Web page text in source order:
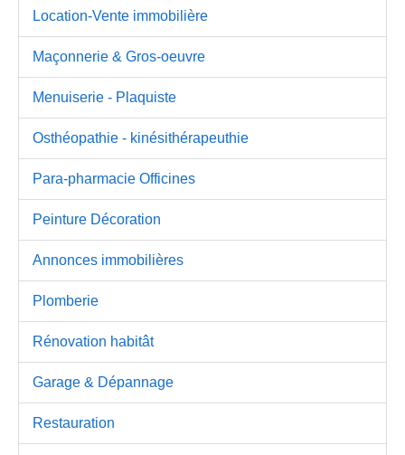
Location-Vente immobilière
Maçonnerie & Gros-oeuvre
Menuiserie - Plaquiste
Osthéopathie - kinésithérapeuthie
Para-pharmacie Officines
Peinture Décoration
Annonces immobilières
Plomberie
Rénovation habitât
Garage & Dépannage
Restauration